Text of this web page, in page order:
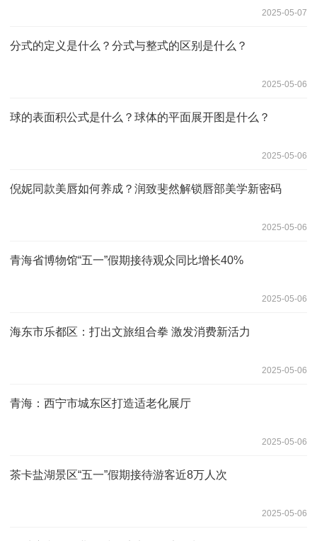
2025-05-07
分式的定义是什么？分式与整式的区别是什么？
2025-05-06
球的表面积公式是什么？球体的平面展开图是什么？
2025-05-06
倪妮同款美唇如何养成？润致斐然解锁唇部美学新密码
2025-05-06
青海省博物馆“五一”假期接待观众同比增长40%
2025-05-06
海东市乐都区：打出文旅组合拳 激发消费新活力
2025-05-06
青海：西宁市城东区打造适老化展厅
2025-05-06
茶卡盐湖景区“五一”假期接待游客近8万人次
2025-05-06